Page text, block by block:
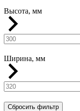
Высота, мм
Ширина, мм
Сбросить фильтр